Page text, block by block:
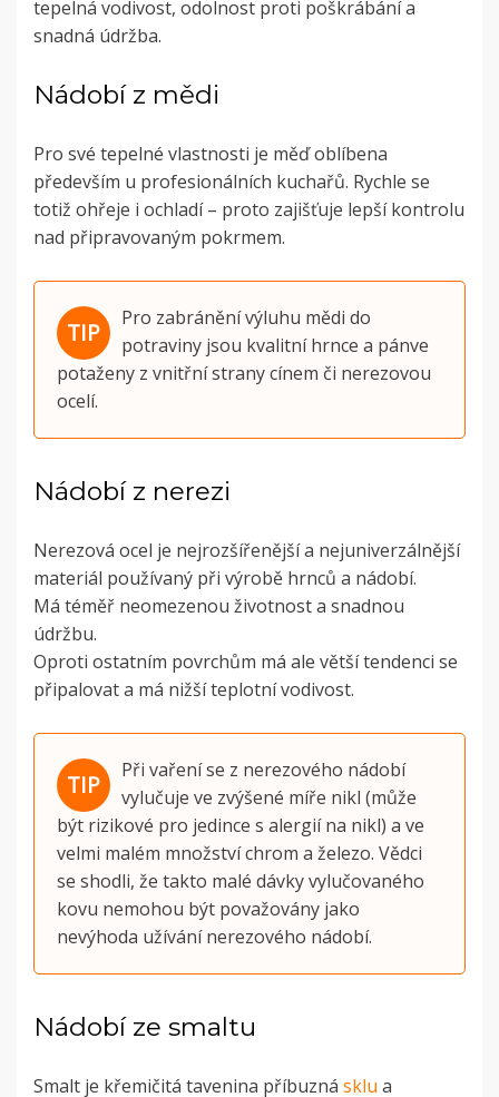
tepelná vodivost, odolnost proti poškrábání a
snadná údržba.
Nádobí z mědi
Pro své tepelné vlastnosti je měď oblíbena
především u profesionálních kuchařů. Rychle se
totiž ohřeje i ochladí – proto zajišťuje lepší kontrolu
nad připravovaným pokrmem.
Pro zabránění výluhu mědi do
potraviny jsou kvalitní hrnce a pánve
potaženy z vnitřní strany cínem či nerezovou
ocelí.
Nádobí z nerezi
Nerezová ocel je nejrozšířenější a nejuniverzálnější
materiál používaný při výrobě hrnců a nádobí.
Má téměř neomezenou životnost a snadnou
údržbu.
Oproti ostatním povrchům má ale větší tendenci se
připalovat a má nižší teplotní vodivost.
Při vaření se z nerezového nádobí
vylučuje ve zvýšené míře nikl (může
být rizikové pro jedince s alergií na nikl) a ve
velmi malém množství chrom a železo. Vědci
se shodli, že takto malé dávky vylučovaného
kovu nemohou být považovány jako
nevýhoda užívání nerezového nádobí.
Nádobí ze smaltu
Smalt je křemičitá tavenina příbuzná sklu a